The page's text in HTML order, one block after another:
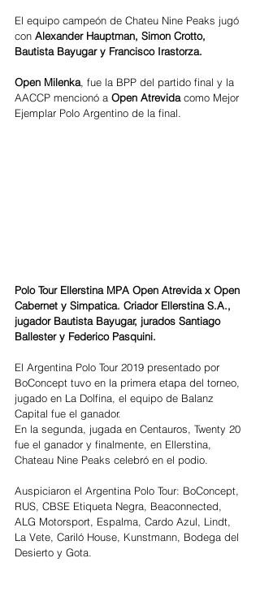
El equipo campeón de Chateu Nine Peaks jugó
con Alexander Hauptman, Simon Crotto,
Bautista Bayugar y Francisco Irastorza.
Open Milenka, fue la BPP del partido final y la
AACCP mencionó a Open Atrevida como Mejor
Ejemplar Polo Argentino de la final.
Polo Tour Ellerstina MPA Open Atrevida x Open
Cabernet y Simpatica. Criador Ellerstina S.A.,
jugador Bautista Bayugar, jurados Santiago
Ballester y Federico Pasquini.
El Argentina Polo Tour 2019 presentado por
BoConcept tuvo en la primera etapa del torneo,
jugado en La Dolfina, el equipo de Balanz
Capital fue el ganador.
En la segunda, jugada en Centauros, Twenty 20
fue el ganador y finalmente, en Ellerstina,
Chateau Nine Peaks celebró en el podio.
Auspiciaron el Argentina Polo Tour: BoConcept,
RUS, CBSE Etiqueta Negra, Beaconnected,
ALG Motorsport, Espalma, Cardo Azul, Lindt,
La Vete, Cariló House, Kunstmann, Bodega del
Desierto y Gota.